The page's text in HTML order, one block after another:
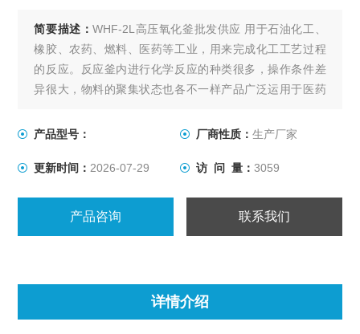
简要描述：WHF-2L高压氧化釜批发供应 用于石油化工、
橡胶、农药、燃料、医药等工业，用来完成化工工艺过程
的反应。反应釜内进行化学反应的种类很多，操作条件差
异很大，物料的聚集状态也各不一样产品广泛运用于医药
和涂料，清洁剂和表面活性剂，聚合体，有机化学，石油
产品型号： 厂商性质： 生产厂家
更新时间： 2026-07-29 访 问 量： 3059
产品咨询 联系我们
详情介绍